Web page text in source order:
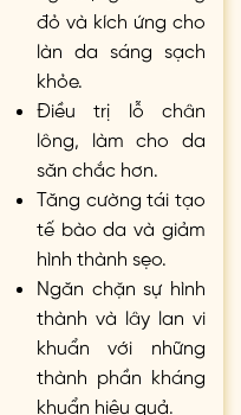
đỏ và kích ứng cho
làn da sáng sạch
khỏe.
Điều trị lỗ chân
lông, làm cho da
săn chắc hơn.
Tăng cường tái tạo
tế bào da và giảm
hình thành sẹo.
Ngăn chặn sự hình
thành và lây lan vi
khuẩn với những
thành phần kháng
khuẩn hiệu quả.